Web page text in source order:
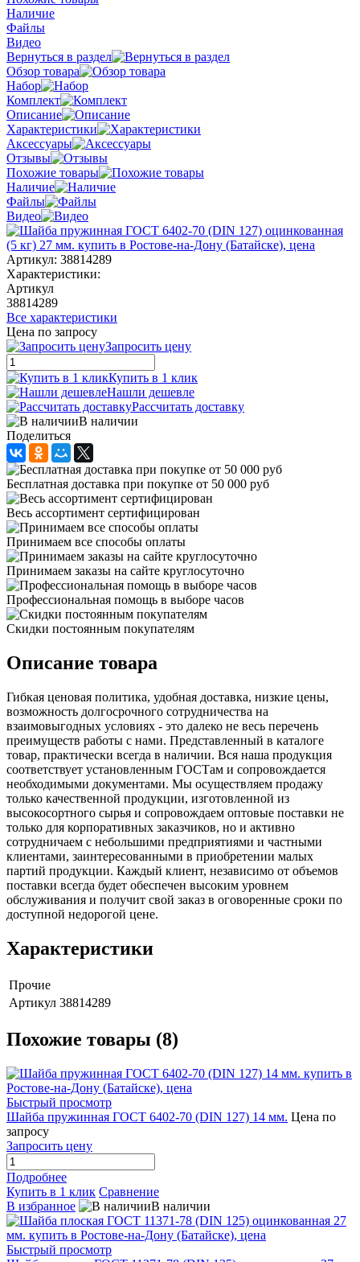
Наличие
Файлы
Видео
Вернуться в раздел
Обзор товара
Набор
Комплект
Описание
Характеристики
Аксессуары
Отзывы
Похожие товары
Наличие
Файлы
Видео
Артикул: 38814289
Характеристики:
Артикул
38814289
Все характеристики
Цена по запросу
Запросить цену
Купить в 1 клик
Нашли дешевле
Рассчитать доставку
В наличии
Поделиться
Бесплатная доставка при покупке от 50 000 руб
Весь ассортимент сертифицирован
Принимаем все способы оплаты
Принимаем заказы на сайте круглосуточно
Профессиональная помощь в выборе часов
Скидки постоянным покупателям
Описание товара
Гибкая ценовая политика, удобная доставка, низкие цены,
возможность долгосрочного сотрудничества на
взаимовыгодных условиях - это далеко не весь перечень
преимуществ работы с нами. Представленный в каталоге
товар, практически всегда в наличии. Вся наша продукция
соответствует установленным ГОСТам и сопровождается
необходимыми документами. Мы осуществляем продажу
только качественной продукции, изготовленной из
высокосортного сырья и сопровождаем оптовые поставки не
только для корпоративных заказчиков, но и активно
сотрудничаем с небольшими предприятиями и частными
клиентами, заинтересованными в приобретении малых
партий продукции. Каждый клиент, независимо от объемов
поставки всегда будет обеспечен высоким уровнем
обслуживания и получит свой заказ в оговоренные сроки по
доступной недорогой цене.
Характеристики
Прочие
Артикул 38814289
Похожие товары (8)
Быстрый просмотр
Шайба пружинная ГОСТ 6402-70 (DIN 127) 14 мм. Цена по
запросу
Запросить цену
Подробнее
Купить в 1 клик Сравнение
В избранное
В наличии
Быстрый просмотр